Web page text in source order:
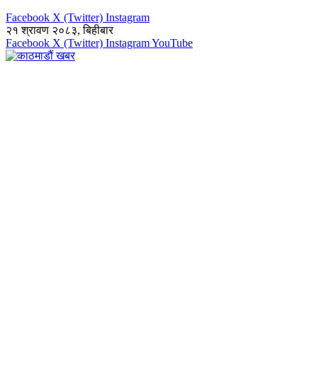
Facebook X (Twitter) Instagram
२१ श्रावण २०८३, बिहीबार
Facebook X (Twitter) InstagramYouTube